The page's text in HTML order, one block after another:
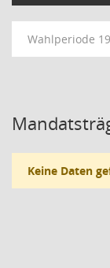
Wahlperiode
Keine Daten